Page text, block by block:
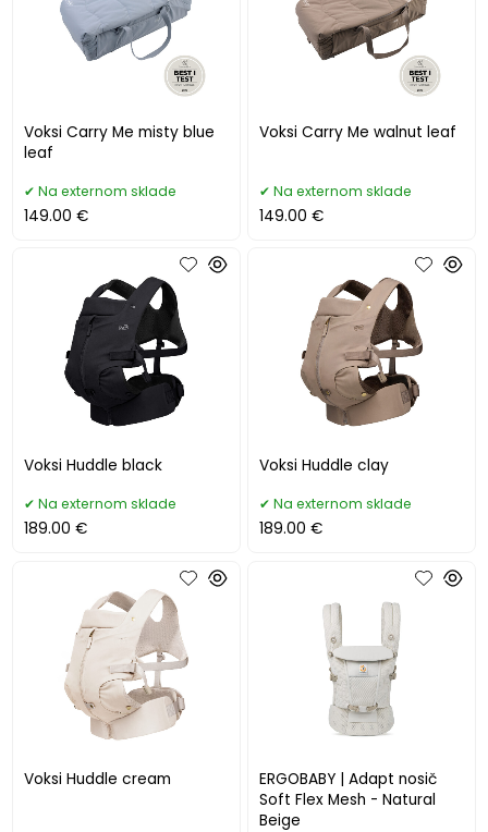
Voksi Carry Me misty blue
leaf
Na externom sklade
149.00 €
Voksi Carry Me walnut leaf
Na externom sklade
149.00 €
Voksi Huddle black
Na externom sklade
189.00 €
Voksi Huddle clay
Na externom sklade
189.00 €
Voksi Huddle cream
ERGOBABY | Adapt nosič
Soft Flex Mesh - Natural
Beige